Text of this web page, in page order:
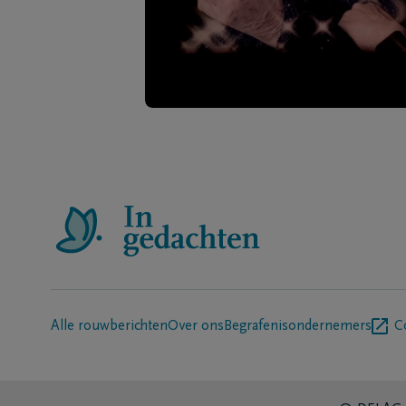
Alle rouwberichtenOver onsBegrafenisondernemers